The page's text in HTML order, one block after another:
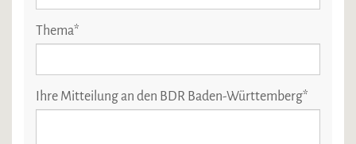
Thema*
Ihre Mitteilung an den BDR Baden-Württemberg*